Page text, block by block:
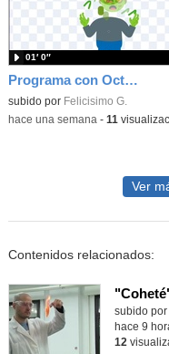
Programa con OctoStudio, un juego homenajeando al House of the dead con Zombies
Contenido educativo.
subido por Felicisimo G.
01′ 0″
-hace una semana - 11
Ver
Contenidos relacionados:
Contenido
subido por
hace 9
12